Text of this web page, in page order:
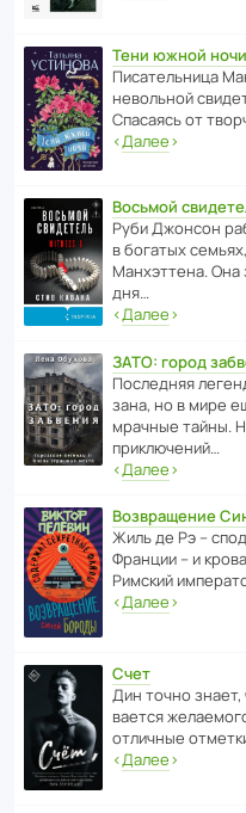
Тени южной ночи
Писа­тель­ница
невольной
Спасаясь от
‹Далее›
Восьмой
Руби Джонсон
в богатых
Манх­эт­тена. Она
дня…
‹Далее›
ЗАТО: город
После­дняя
зана, но в мире
мрачные тайны.
приключений…
‹Далее›
Возвращение
Жиль де Рэ –
Франции – и
Римский
‹Далее›
Счет
Дин точно
ва­ется
отли­чные
‹Далее›